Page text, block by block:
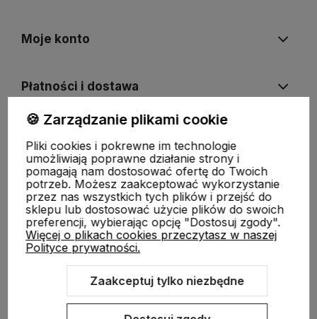
Moje konto
Płatności i dostawa
O nas
Sklep internetowy Shoper.pl Szablon Shoper Modern 3.0™
🍪 Zarządzanie plikami cookie
Pliki cookies i pokrewne im technologie
umożliwiają poprawne działanie strony i
pomagają nam dostosować ofertę do Twoich
potrzeb. Możesz zaakceptować wykorzystanie
przez nas wszystkich tych plików i przejść do
sklepu lub dostosować użycie plików do swoich
preferencji, wybierając opcję "Dostosuj zgody".
Więcej o plikach cookies przeczytasz w naszej
Polityce prywatności.
Zaakceptuj tylko niezbędne